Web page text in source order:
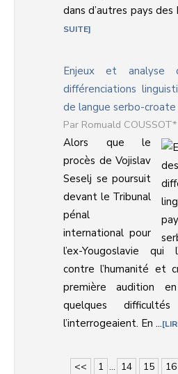
dans d’autres pays des
SUITE
Enjeux et analyse
différenciations
de langue serbo-croate
Romuald COUSSOT*
Alors que le
procès de Vojislav
Seselj se poursuit
devant le Tribunal
pénal
international pour
l’ex-Yougoslavie qui
contre l’humanité et
première audition
quelques
l’interrogeaient. En ...
<< 1 ... 14 15 16